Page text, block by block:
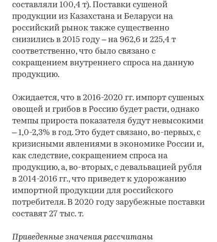
составляли 100,4 т). Поставки сушеной
продукции из Казахстана и Беларуси на
российский рынок также существенно
снизились в 2015 году – на 962,6 и 225,4 т
соответственно, что было связано с
сокращением внутреннего спроса на данную
продукцию.
Ожидается, что в 2016-2020 гг. импорт сушеных
овощей и грибов в Россию будет расти, однако
темпы прироста показателя будут невысокими
– 1,0-2,3% в год. Это будет связано, во-первых, с
кризисными явлениями в экономике России и,
как следствие, сокращением спроса на
продукцию, а, во-вторых, с девальвацией рубля
в 2014-2016 гг., что приведет к удорожанию
импортной продукции для российского
потребителя. В 2020 году зарубежные поставки
составят 27 тыс. т.
Приведенные значения рассчитаны